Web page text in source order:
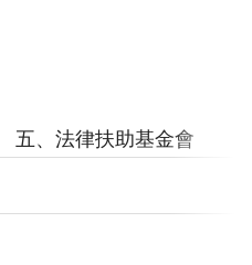
五、法律扶助基金會